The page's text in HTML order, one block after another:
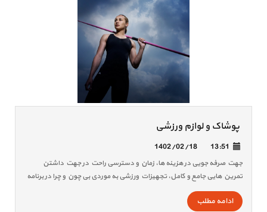
پوشاک و لوازم ورزشی
1402/02/18 13:51
جهت صرفه جویی در هزینه ها، زمان و دسترسی راحت در جهت داشتن
تمرین هایی جامع و کامل، تجهیزات ورزشی به موردی بی چون و چرا در برنامه
ادامه مطلب